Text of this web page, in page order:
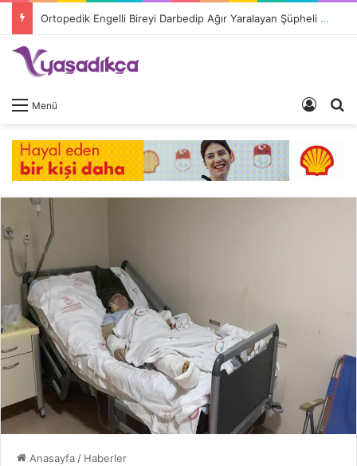
Ortopedik Engelli Bireyi Darbedip Ağır Yaralayan Şüpheli Tutuklandı
Menü Giriş
Anasayfa / Haberler